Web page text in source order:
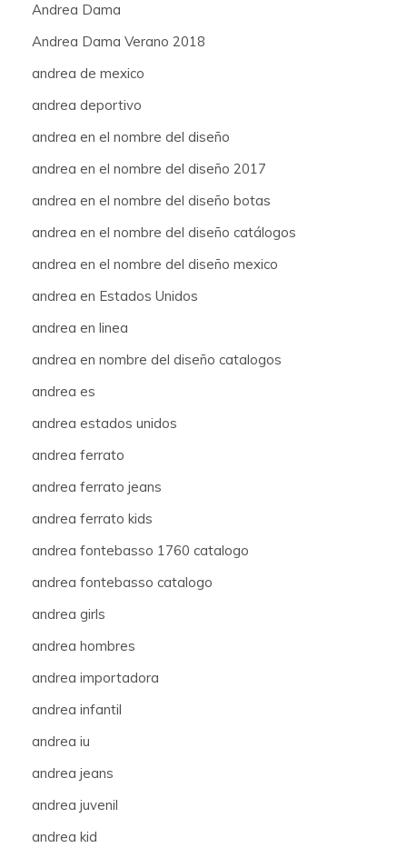
Andrea Dama
Andrea Dama Verano 2018
andrea de mexico
andrea deportivo
andrea en el nombre del diseño
andrea en el nombre del diseño 2017
andrea en el nombre del diseño botas
andrea en el nombre del diseño catálogos
andrea en el nombre del diseño mexico
andrea en Estados Unidos
andrea en linea
andrea en nombre del diseño catalogos
andrea es
andrea estados unidos
andrea ferrato
andrea ferrato jeans
andrea ferrato kids
andrea fontebasso 1760 catalogo
andrea fontebasso catalogo
andrea girls
andrea hombres
andrea importadora
andrea infantil
andrea iu
andrea jeans
andrea juvenil
andrea kid